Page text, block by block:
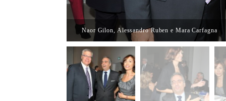
Naor Gilon, Alessandro Ruben e Mara Carfagna